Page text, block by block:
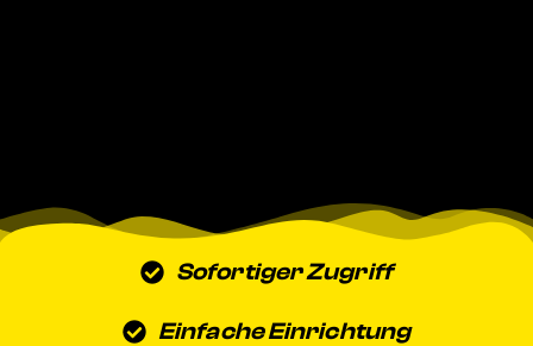
Sofortiger Zugriff
Einfache Einrichtung